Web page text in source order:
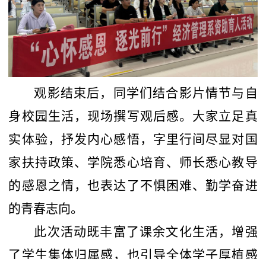
观影结束后，同学们结合影片情节与自
身校园生活，现场撰写观后感。大家立足真
实体验，抒发内心感悟，字里行间尽显对国
家扶持政策、学院悉心培育、师长悉心教导
的感恩之情，也表达了不惧困难、勤学奋进
的青春志向。
此次活动既丰富了课余文化生活，增强
了学生集体归属感，也引导全体学子厚植感